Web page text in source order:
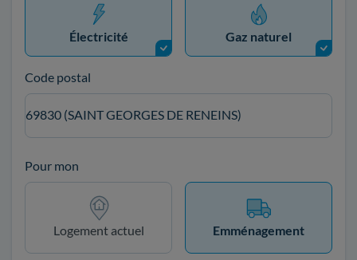
Électricité Gaz naturel
Code postal
69830 (SAINT GEORGES DE RENEINS)
Pour mon
Logement actuel Emménagement